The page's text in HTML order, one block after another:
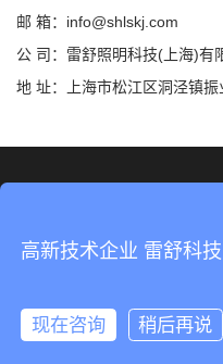
邮 箱：info@shlskj.com
公 司：雷舒照明科技(上海)有
地 址：上海市松江区洞泾镇振
高新技术企业 雷舒科
现在咨询 稍后再说